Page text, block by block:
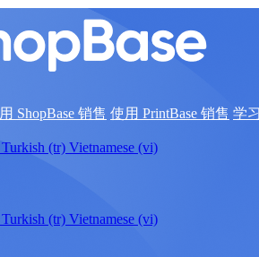
ShopBase 销售 使用 PrintBase 销售 学
Turkish (tr) Vietnamese (vi)
Turkish (tr) Vietnamese (vi)